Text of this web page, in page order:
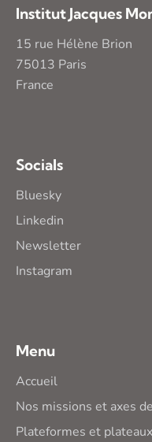
Institut Jacques
15 rue Hélène Brion
75013 Paris
France
Socials
Bluesky
Linkedin
Newsletter
Instagram
Menu
Accueil
Nos missions et axes
Plateformes et